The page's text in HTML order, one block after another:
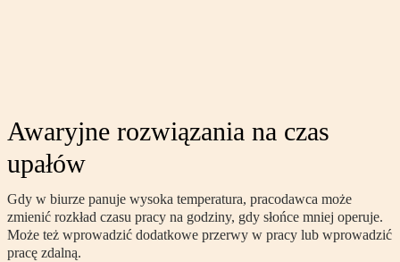
Awaryjne rozwiązania na czas
upałów
Gdy w biurze panuje wysoka temperatura, pracodawca może
zmienić rozkład czasu pracy na godziny, gdy słońce mniej operuje.
Może też wprowadzić dodatkowe przerwy w pracy lub wprowadzić
pracę zdalną.